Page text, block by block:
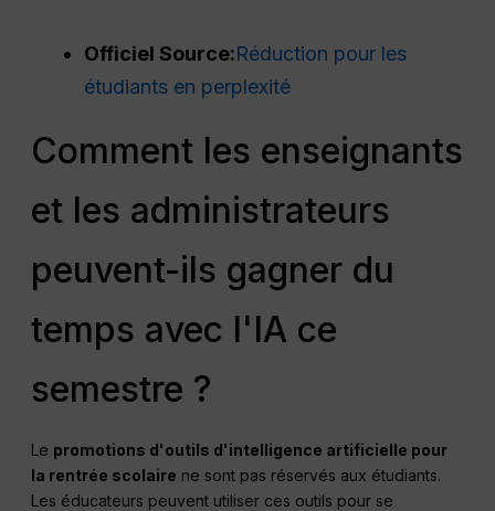
OfficielSource:Réduction pour les
étudiants en perplexité
Comment les enseignants
et les administrateurs
peuvent-ils gagner du
temps avec l'IA ce
semestre ?
Le promotions d'outils d'intelligence artificielle pour
la rentrée scolaire ne sont pas réservés aux étudiants.
Les éducateurs peuvent utiliser ces outils pour se